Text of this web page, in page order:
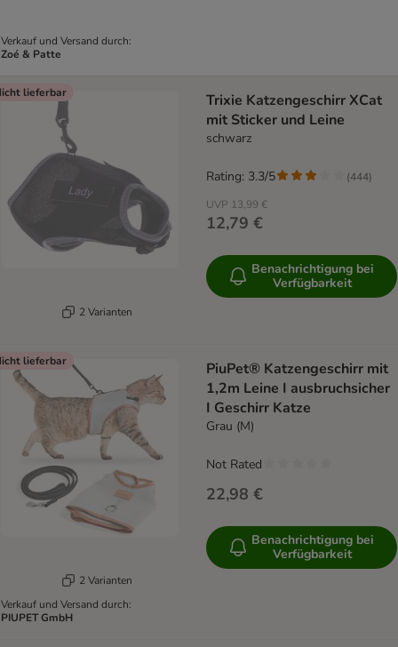
Verkauf und Versand durch:
Zoé & Patte
lieferbar
2 Varianten
Trixie Katzengeschirr XCat
mit Sticker und Leine
schwarz
UVP 13,99 €
12,79 €
Rating: 3.3/5 (444)
Benachrichtigung bei
Verfügbarkeit
lieferbar
2 Varianten
Verkauf und Versand durch:
PIUPET GmbH
PiuPet® Katzengeschirr mit
1,2m Leine I ausbruchsicher
I Geschirr Katze
Grau (M)
22,98 €
Not Rated
Benachrichtigung bei
Verfügbarkeit